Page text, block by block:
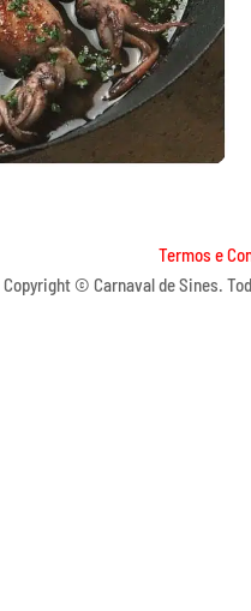
Termos e
Copyright © Carnaval de Sines.